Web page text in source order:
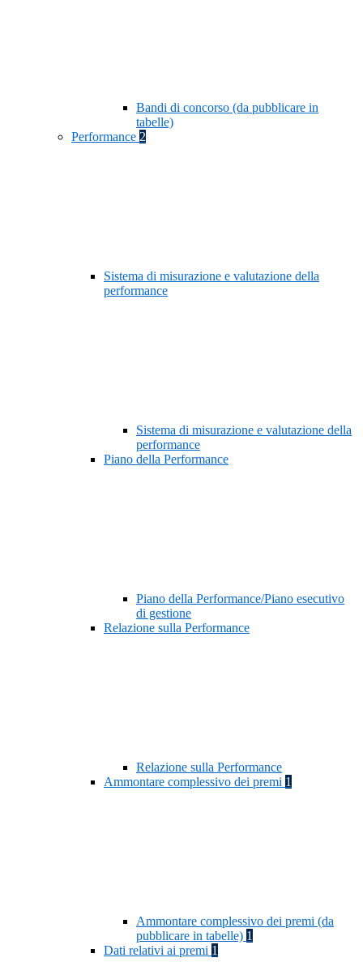
Bandi di concorso (da pubblicare in
tabelle)
Performance 2
Sistema di misurazione e valutazione della
performance
Sistema di misurazione e valutazione della
performance
Piano della Performance
Piano della Performance/Piano esecutivo
di gestione
Relazione sulla Performance
Relazione sulla Performance
Ammontare complessivo dei premi 1
Ammontare complessivo dei premi (da
pubblicare in tabelle) 1
Dati relativi ai premi 1